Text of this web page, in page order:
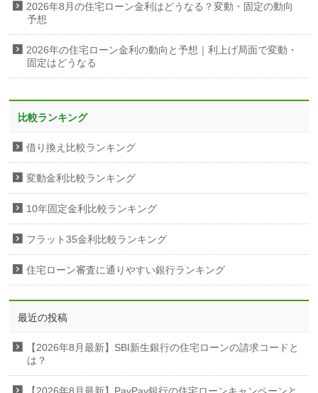
2026年8月の住宅ローン金利はどうなる？変動・固定の動向
予想
2026年の住宅ローン金利の動向と予想｜利上げ局面で変動・
固定はどうなる
比較ランキング
借り換え比較ランキング
変動金利比較ランキング
10年固定金利比較ランキング
フラット35金利比較ランキング
住宅ローン審査に通りやすい銀行ランキング
最近の投稿
【2026年8月最新】SBI新生銀行の住宅ローンの請求コードと
は？